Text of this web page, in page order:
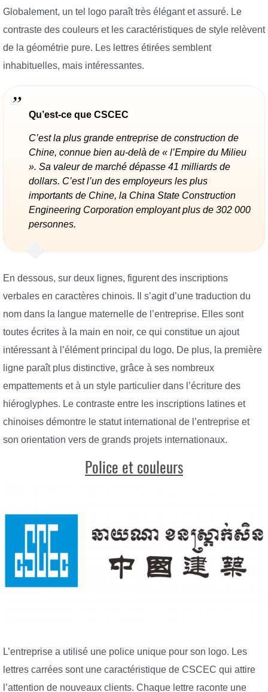
Globalement, un tel logo paraît très élégant et assuré. Le
contraste des couleurs et les caractéristiques de style relèvent
de la géométrie pure. Les lettres étirées semblent
inhabituelles, mais intéressantes.
Qu’est-ce que CSCEC
C’est la plus grande entreprise de construction de
Chine, connue bien au-delà de « l’Empire du Milieu
». Sa valeur de marché dépasse 41 milliards de
dollars. C’est l’un des employeurs les plus
importants de Chine, la China State Construction
Engineering Corporation employant plus de 302 000
personnes.
En dessous, sur deux lignes, figurent des inscriptions
verbales en caractères chinois. Il s’agit d’une traduction du
nom dans la langue maternelle de l’entreprise. Elles sont
toutes écrites à la main en noir, ce qui constitue un ajout
intéressant à l’élément principal du logo. De plus, la première
ligne paraît plus distinctive, grâce à ses nombreux
empattements et à un style particulier dans l’écriture des
hiéroglyphes. Le contraste entre les inscriptions latines et
chinoises démontre le statut international de l’entreprise et
son orientation vers de grands projets internationaux.
Police et couleurs
L’entreprise a utilisé une police unique pour son logo. Les
lettres carrées sont une caractéristique de CSCEC qui attire
l’attention de nouveaux clients. Chaque lettre raconte une